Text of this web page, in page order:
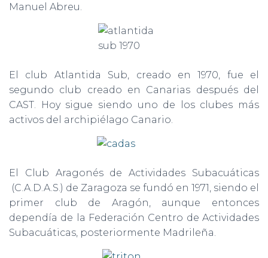
Manuel Abreu.
El club Atlantida Sub, creado en 1970, fue el
segundo club creado en Canarias después del
CAST. Hoy sigue siendo uno de los clubes más
activos del archipiélago Canario.
El Club Aragonés de Actividades Subacuáticas
(C.A.D.A.S.) de Zaragoza se fundó en 1971, siendo el
primer club de Aragón, aunque entonces
dependía de la Federación Centro de Actividades
Subacuáticas, posteriormente Madrileña.